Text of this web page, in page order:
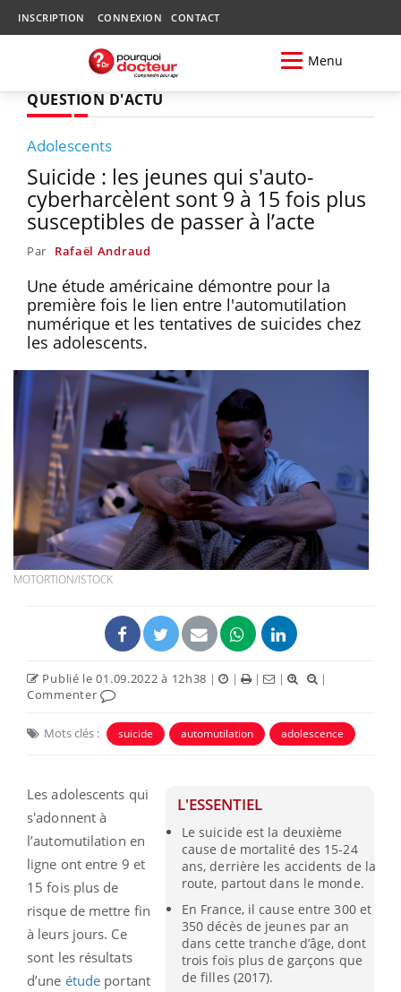
INSCRIPTION CONNEXION CONTACT
Menu
QUESTION D'ACTU
Adolescents
Suicide : les jeunes qui s'auto-
cyberharcèlent sont 9 à 15 fois plus
susceptibles de passer à l’acte
Par Rafaël Andraud
Une étude américaine démontre pour la
première fois le lien entre l'automutilation
numérique et les tentatives de suicides chez
les adolescents.
MOTORTION/ISTOCK
Publié le 01.09.2022 à 12h38 | | | |
|
Commenter
Mots clés : suicide automutilation adolescence
L'ESSENTIEL
Le suicide est la deuxième
cause de mortalité des 15-24
ans, derrière les accidents de la
route, partout dans le monde.
En France, il cause entre 300 et
350 décès de jeunes par an
dans cette tranche d’âge, dont
trois fois plus de garçons que
de filles (2017).
Les adolescents qui
s'adonnent à
l’automutilation en
ligne ont entre 9 et
15 fois plus de
risque de mettre fin
à leurs jours. Ce
sont les résultats
d’une étude portant